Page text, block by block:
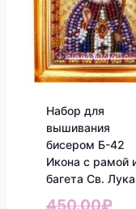
Набор для
вышивания
бисером Б-42
Икона с рамой
багета Св. Лука
450.00₽